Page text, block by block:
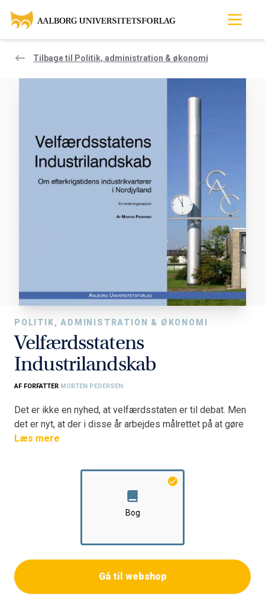
Tilbage til Politik, administration & økonomi
POLITIK, ADMINISTRATION & ØKONOMI
Velfærdsstatens
Industrilandskab
AF FORFATTER MORTEN PEDERSEN
Det er ikke en nyhed, at velfærdsstaten er til debat. Men
det er nyt, at der i disse år arbejdes målrettet på at gøre
velfærdsstatens huse og landskaber til dansk kulturarv.
I en ny bog med titlen Velfærdsstatens Industrilandskab
Om efterkrigstidens industrikvarterer i Nordjylland,
diskuteres det, hvordan det nok er det vigtigt at have
fokus på de områder, de fleste forbinder med
sted, hvis ikke projektet skal få slagside. Industrien
indtog nemlig, i den udformning den fik efter 1945, en så
afgørende rolle, at det er fristende at omskrive
Læs mere
Bog
Gå til webshop